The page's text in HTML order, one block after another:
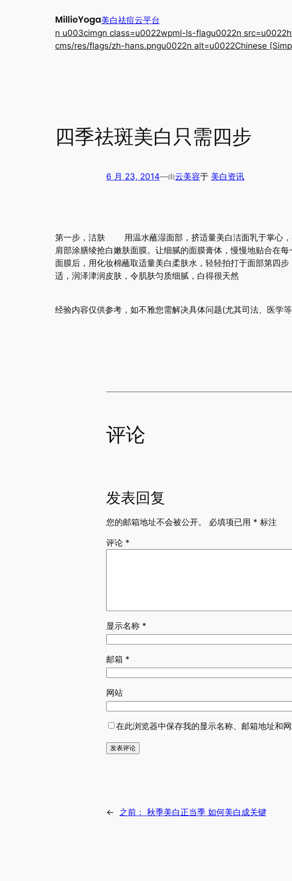
美白祛痘云平台
n u003cimgn class=u0022wpml-ls-flagu0022n
cms/res/flags/zh-hans.pngu0022n alt=u0022Chinese
四季祛斑美白只需四步
6 月 23, 2014—由云美容于 美白资讯
第一步，洁肤 用温水蘸湿面部，挤适量美白洁面乳于掌心
肩部涂膳绫抢白嫩肤面膜。让细腻的面膜膏体，慢慢地贴合
面膜后，用化妆棉蘸取适量美白柔肤水，轻轻拍打于面部第
适，润泽津润皮肤，令肌肤匀质细腻，白得很天然
经验内容仅供参考，如不雅您需解决具体问题(尤其司法、医学
评论
发表回复
您的邮箱地址不会被公开。 必填项已用 * 标注
评论 *
显示名称 *
邮箱 *
网站
在此浏览器中保存我的显示名称、邮箱地址和
← 之前： 秋季美白正当季 如何美白成关键